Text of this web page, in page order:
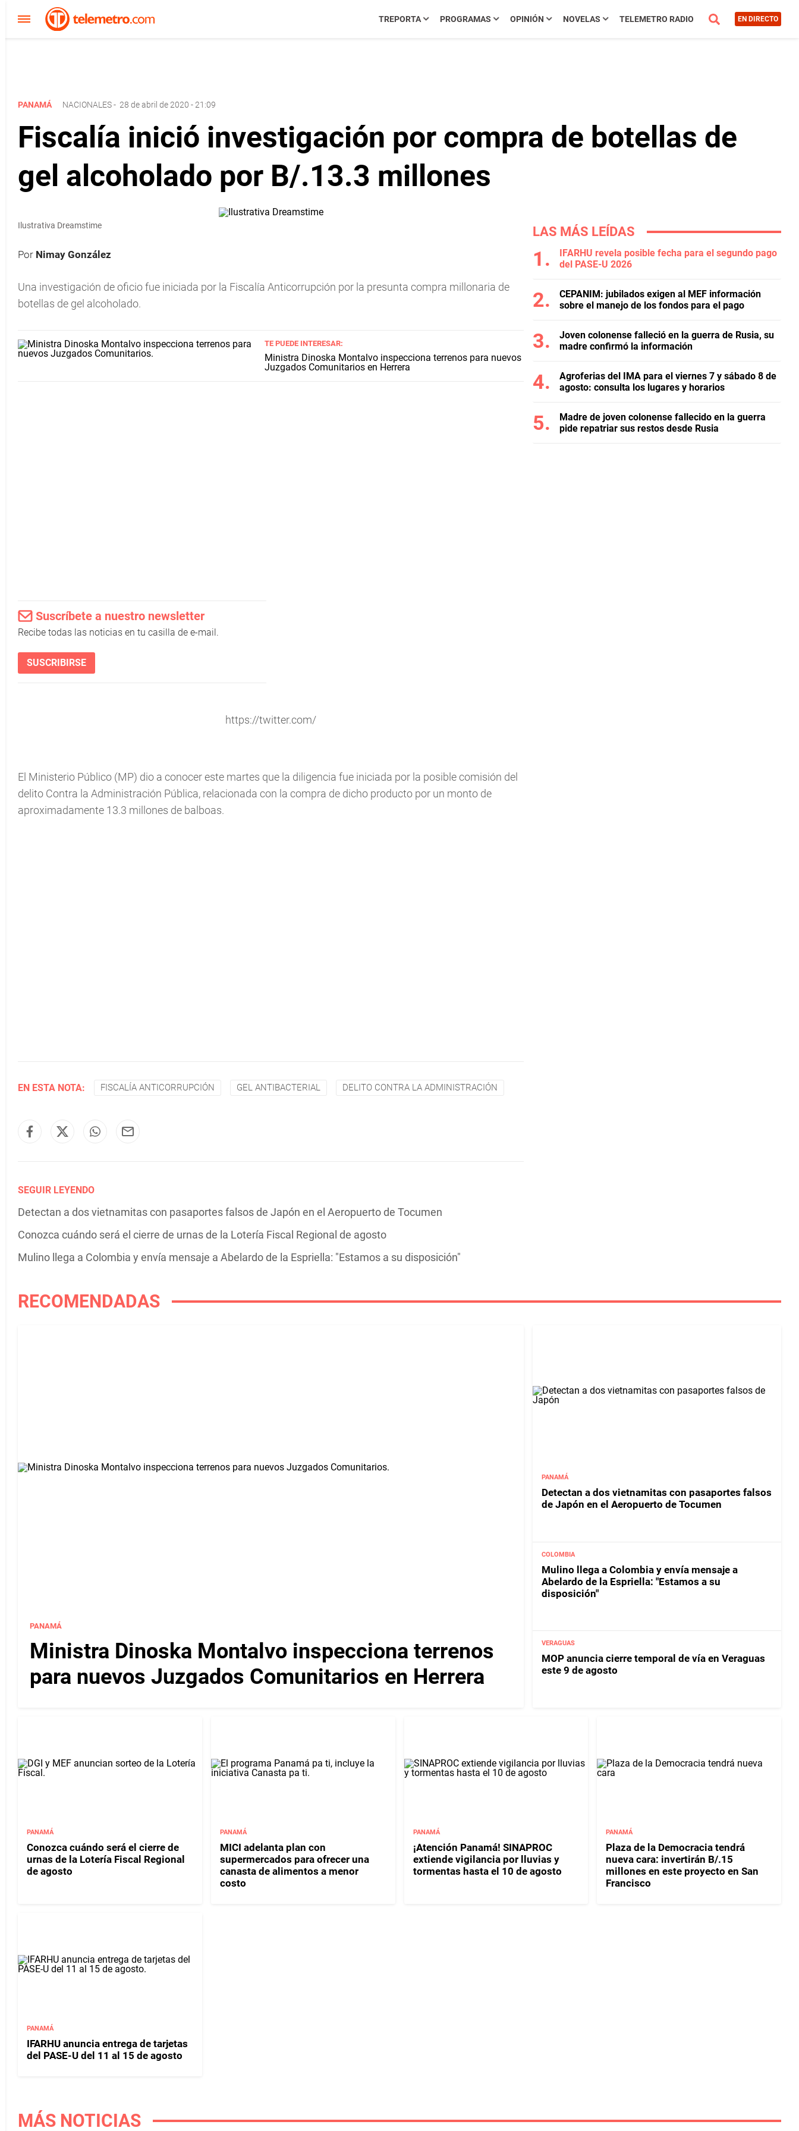
TREPORTA PROGRAMAS OPINIÓN NOVELAS TELEMETRO RADIO EN DIRECTO
PANAMÁ NACIONALES- 28 de abril de 2020 - 21:09
Fiscalía inició investigación por compra de botellas de
gel alcoholado por B/.13.3 millones
Ilustrativa Dreamstime
Por Nimay González
Una investigación de oficio fue iniciada por la Fiscalía Anticorrupción por la presunta compra millonaria de
botellas de gel alcoholado.
TE PUEDE INTERESAR:
Ministra Dinoska Montalvo inspecciona terrenos para nuevos
Juzgados Comunitarios en Herrera
Suscríbete a nuestro newsletter
Recibe todas las noticias en tu casilla de e-mail.
SUSCRIBIRSE
https://twitter.com/
El Ministerio Público (MP) dio a conocer este martes que la diligencia fue iniciada por la posible comisión del
delito Contra la Administración Pública, relacionada con la compra de dicho producto por un monto de
aproximadamente 13.3 millones de balboas.
EN ESTA NOTA: FISCALÍA ANTICORRUPCIÓN GEL ANTIBACTERIAL DELITO CONTRA LA ADMINISTRACIÓN
SEGUIR LEYENDO
Detectan a dos vietnamitas con pasaportes falsos de Japón en el Aeropuerto de Tocumen
Conozca cuándo será el cierre de urnas de la Lotería Fiscal Regional de agosto
Mulino llega a Colombia y envía mensaje a Abelardo de la Espriella: "Estamos a su disposición"
LAS MÁS LEÍDAS
IFARHU revela posible fecha para el segundo pago
del PASE-U 2026
CEPANIM: jubilados exigen al MEF información
sobre el manejo de los fondos para el pago
Joven colonense falleció en la guerra de Rusia, su
madre confirmó la información
Agroferias del IMA para el viernes 7 y sábado 8 de
agosto: consulta los lugares y horarios
Madre de joven colonense fallecido en la guerra
pide repatriar sus restos desde Rusia
RECOMENDADAS
PANAMÁ
Ministra Dinoska Montalvo inspecciona terrenos
para nuevos Juzgados Comunitarios en Herrera
PANAMÁ
Detectan a dos vietnamitas con pasaportes falsos
de Japón en el Aeropuerto de Tocumen
COLOMBIA
Mulino llega a Colombia y envía mensaje a
Abelardo de la Espriella: "Estamos a su
disposición"
VERAGUAS
MOP anuncia cierre temporal de vía en Veraguas
este 9 de agosto
PANAMÁ
Conozca cuándo será el cierre de
urnas de la Lotería Fiscal Regional
de agosto
PANAMÁ
MICI adelanta plan con
supermercados para ofrecer una
canasta de alimentos a menor
costo
PANAMÁ
¡Atención Panamá! SINAPROC
extiende vigilancia por lluvias y
tormentas hasta el 10 de agosto
PANAMÁ
Plaza de la Democracia tendrá
nueva cara: invertirán B/.15
millones en este proyecto en San
Francisco
PANAMÁ
IFARHU anuncia entrega de tarjetas
del PASE-U del 11 al 15 de agosto
MÁS NOTICIAS